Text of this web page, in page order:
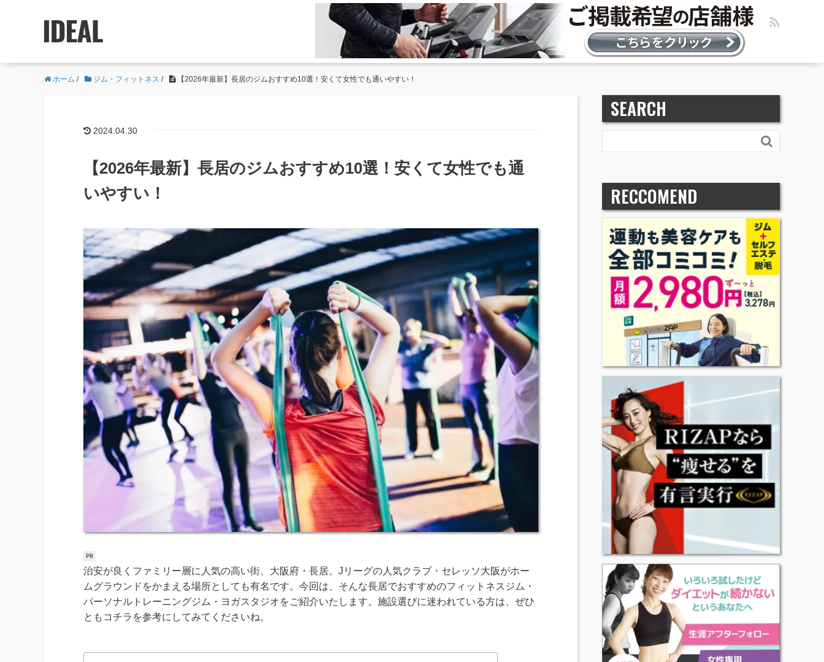
ホーム / ジム・フィットネス / 【2026年最新】長居のジムおすすめ10選！安くて女性でも通いやすい！
2024.04.30
【2026年最新】長居のジムおすすめ10選！安くて女性でも通
いやすい！
治安が良くファミリー層に人気の高い街、大阪府・長居。Jリーグの人気クラブ・セレッソ大阪がホー
ムグラウンドをかまえる場所としても有名です。今回は、そんな長居でおすすめのフィットネスジム・
パーソナルトレーニングジム・ヨガスタジオをご紹介いたします。施設選びに迷われている方は、ぜひ
ともコチラを参考にしてみてくださいね。
SEARCH

RECCOMEND